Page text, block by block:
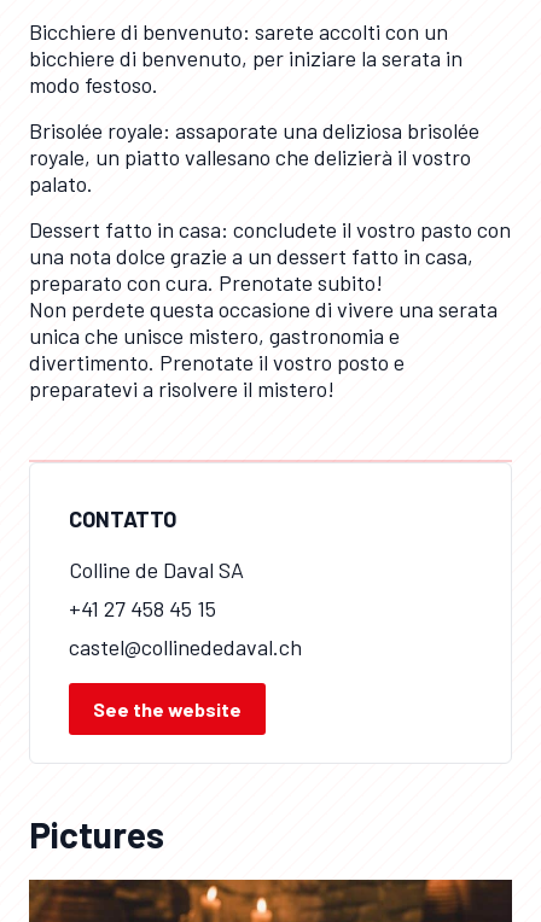
CONTATTO
Colline de Daval SA
+41 27 458 45 15
castel@collinededaval.ch
See the website
Bicchiere di benvenuto: sarete accolti con un
bicchiere di benvenuto, per iniziare la serata in
modo festoso.
Brisolée royale: assaporate una deliziosa brisolée
royale, un piatto vallesano che delizierà il vostro
palato.
Dessert fatto in casa: concludete il vostro pasto con
una nota dolce grazie a un dessert fatto in casa,
preparato con cura. Prenotate subito!
Non perdete questa occasione di vivere una serata
unica che unisce mistero, gastronomia e
divertimento. Prenotate il vostro posto e
preparatevi a risolvere il mistero!
Pictures